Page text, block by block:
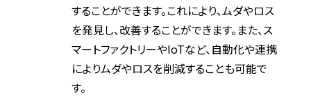
することができます。これにより、ムダやロス
を発見し、改善することができます。また、ス
マートファクトリーやIoTなど、自動化や連携
によりムダやロスを削減することも可能で
す。